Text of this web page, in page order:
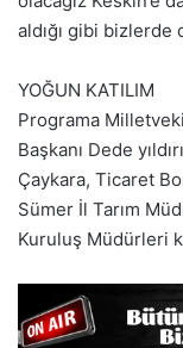
aldığı gibi bizlerde
YOĞUN KATILIM
Programa
Başkanı Dede
Çaykara, Ticaret
Sümer İl Tarım
Kuruluş Müdürleri